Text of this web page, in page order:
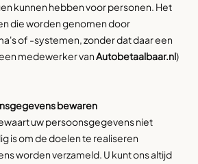
kunnen hebben voor personen. Het
die worden genomen door
of -systemen, zonder dat daar een
medewerker vanAutobetaalbaar.nl)
bewaren
uw persoonsgegevens niet
is om de doelen te realiseren
worden verzameld. U kunt ons altijd